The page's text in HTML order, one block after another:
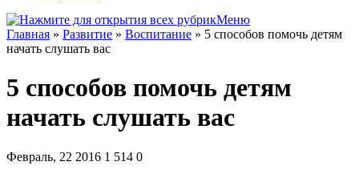
Меню
Главная » Развитие » Воспитание » 5 способов помочь детям
начать слушать вас
5 способов помочь детям
начать слушать вас
Февраль, 22 2016 1 514 0